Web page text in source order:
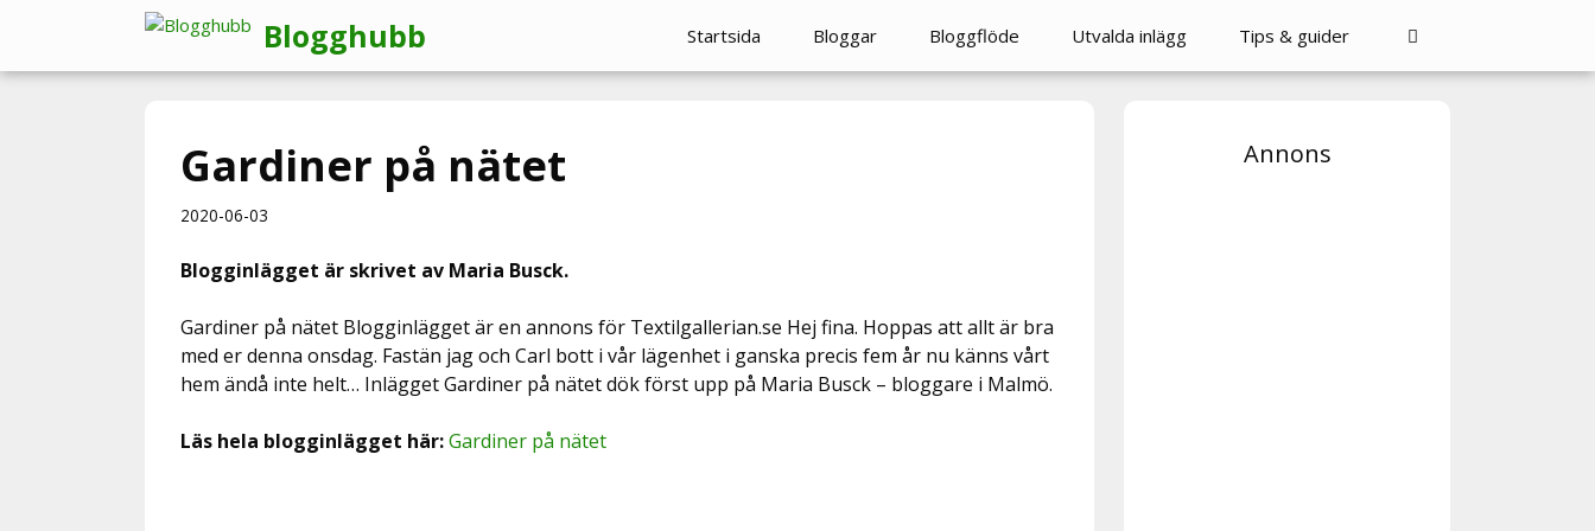
innehåll
Blogghubb Startsida Bloggar Bloggflöde Utvalda inlägg Tips & guider
Gardiner på nätet
2020-06-03
Blogginlägget är skrivet av Maria Busck.
Gardiner på nätet Blogginlägget är en annons för Textilgallerian.se Hej fina. Hoppas att allt är bra
med er denna onsdag. Fastän jag och Carl bott i vår lägenhet i ganska precis fem år nu känns vårt
hem ändå inte helt… Inlägget Gardiner på nätet dök först upp på Maria Busck – bloggare i Malmö.
Läs hela blogginlägget här:Gardiner på nätet
Annons